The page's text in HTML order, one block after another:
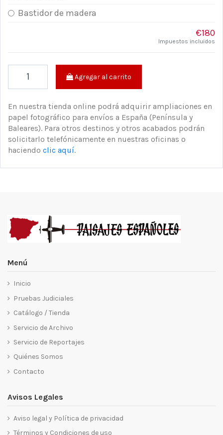
Bastidor de madera
€180
Impuestos incluidos
Agregar al carrito
En nuestra tienda online podrá adquirir ampliaciones en
papel fotográfico para envíos a España (Península y
Baleares). Para otros destinos y otros acabados podrán
solicitarlo telefónicamente en nuestras oficinas o
haciendo clic aquí.
Menú
Inicio
Pruebas Judiciales
Catálogo / Tienda
Servicio de Archivo
Servicio de Reportajes
Quiénes Somos
Contacto
Avisos Legales
Aviso legal y Política de privacidad
Términos y Condiciones de uso